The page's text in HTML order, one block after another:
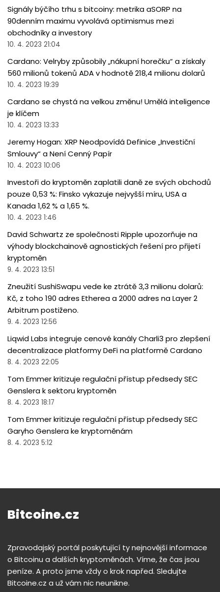
Signály býčího trhu s bitcoiny: metrika aSORP na
90denním maximu vyvolává optimismus mezi
obchodníky a investory
10. 4. 2023 21:04
Cardano: Velryby způsobily „nákupní horečku“ a získaly
560 milionů tokenů ADA v hodnotě 218,4 milionu dolarů
10. 4. 2023 19:39
Cardano se chystá na velkou změnu! Umělá inteligence
je klíčem
10. 4. 2023 13:33
Jeremy Hogan: XRP Neodpovídá Definice „Investiční
Smlouvy“ a Není Cenný Papír
10. 4. 2023 10:06
Investoři do kryptoměn zaplatili daně ze svých obchodů
pouze 0,53 %: Finsko vykazuje nejvyšší míru, USA a
Kanada 1,62 % a 1,65 %.
10. 4. 2023 1:46
David Schwartz ze společnosti Ripple upozorňuje na
výhody blockchainově agnostických řešení pro přijetí
kryptoměn
9. 4. 2023 13:51
Zneužití SushiSwapu vede ke ztrátě 3,3 milionu dolarů:
Kč, z toho 190 adres Etherea a 2000 adres na Layer 2
Arbitrum postiženo.
9. 4. 2023 12:56
Liqwid Labs integruje cenové kanály Charli3 pro zlepšení
decentralizace platformy DeFi na platformě Cardano
8. 4. 2023 22:05
Tom Emmer kritizuje regulační přístup předsedy SEC
Genslera k sektoru kryptoměn
8. 4. 2023 18:17
Tom Emmer kritizuje regulační přístup předsedy SEC
Garyho Genslera ke kryptoměnám
8. 4. 2023 5:12
Bitcoine.cz
Zpravodajský portál poskytující ty nejnovější informace
o Bitcoinu a dalších kryptoměnách. Víme, že čas jsou
peníze. A proto jsme vždy o krok napřed. Sledujte
Bitcoine.cz a už vám nic neunikne.